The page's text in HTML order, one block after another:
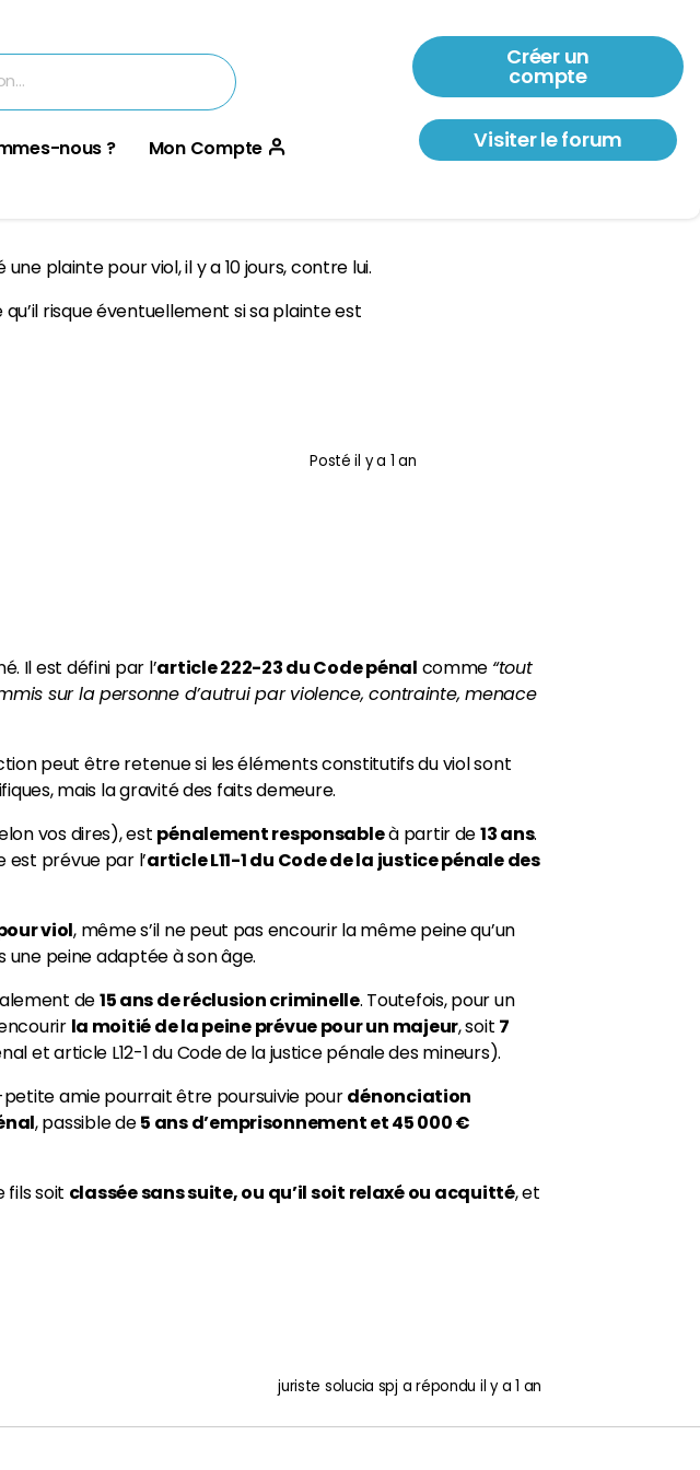
nous ? Mon Compte
Créer un
compte
Visiter le forum
plainte pour viol, il y a 10 jours, contre lui.
risque éventuellement si sa plainte est
Postéil y a 1 an
Il est défini par l’article 222-23 du Code pénal comme “tout
sur la personne d’autrui par violence, contrainte, menace
peut être retenue si les éléments constitutifs du viol sont
mais la gravité des faits demeure.
vos dires), est pénalement responsableà partir de13 ans.
est prévue par l’article L11-1 du Code de la justice pénale des
viol, même s’il ne peut pas encourir la même peine qu’un
une peine adaptée à son âge.
de15 ans de réclusion criminelle. Toutefois, pour un
la moitié de la peine prévue pour un majeur, soit 7
et article L12-1 du Code de la justice pénale des mineurs).
amie pourrait être poursuivie pourdénonciation
, passible de5 ans d’emprisonnement et 45 000 €
fils soit classée sans suite, ou qu’il soit relaxé ou acquitté, et
juriste solucia spj a répondu il y a 1 an